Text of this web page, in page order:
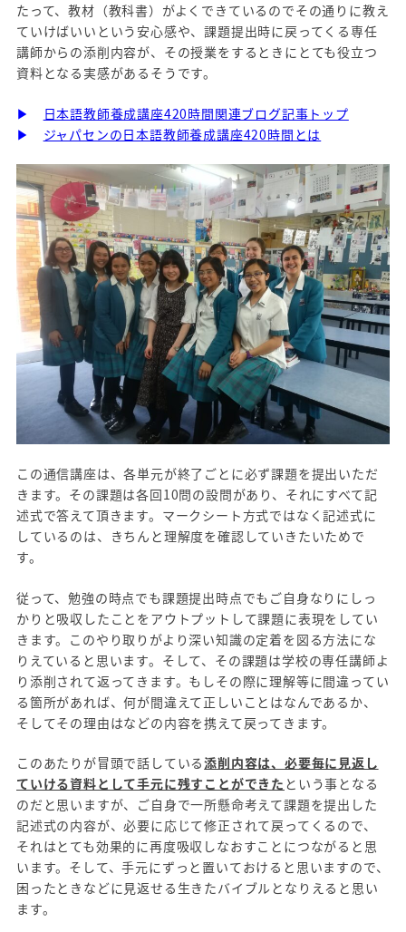
たって、教材（教科書）がよくできているのでその通りに教え
ていけばいいという安心感や、課題提出時に戻ってくる専任
講師からの添削内容が、その授業をするときにとても役立つ
資料となる実感があるそうです。
▶
日本語教師養成講座420時間関連ブログ記事トップ
▶
ジャパセンの日本語教師養成講座420時間とは
この通信講座は、各単元が終了ごとに必ず課題を提出いただ
きます。その課題は各回10問の設問があり、それにすべて記
述式で答えて頂きます。マークシート方式ではなく記述式に
しているのは、きちんと理解度を確認していきたいためで
す。
従って、勉強の時点でも課題提出時点でもご自身なりにしっ
かりと吸収したことをアウトプットして課題に表現をしてい
きます。このやり取りがより深い知識の定着を図る方法にな
りえていると思います。そして、その課題は学校の専任講師よ
り添削されて返ってきます。もしその際に理解等に間違ってい
る箇所があれば、何が間違えて正しいことはなんであるか、
そしてその理由はなどの内容を携えて戻ってきます。
このあたりが冒頭で話している添削内容は、必要毎に見返し
ていける資料として手元に残すことができた という事となる
のだと思いますが、ご自身で一所懸命考えて課題を提出した
記述式の内容が、必要に応じて修正されて戻ってくるので、
それはとても効果的に再度吸収しなおすことにつながると思
います。そして、手元にずっと置いておけると思いますので、
困ったときなどに見返せる生きたバイブルとなりえると思い
ます。